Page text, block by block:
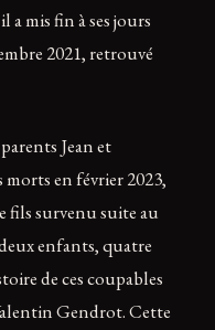
a mis fin à ses jours
2021, retrouvé
Jean et
en février 2023,
fils survenu suite au
enfants, quatre
de ces coupables
Gendrot. Cette